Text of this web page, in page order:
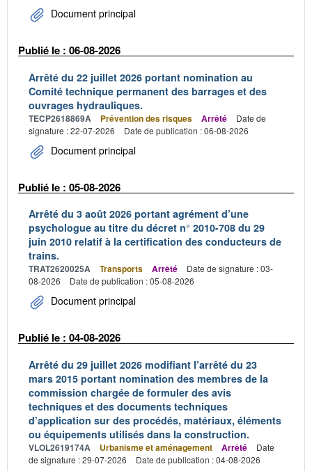
Document principal
Publié le : 06-08-2026
Arrêté du 22 juillet 2026 portant nomination au
Comité technique permanent des barrages et des
ouvrages hydrauliques.
TECP2618869A Prévention des risques Arrêté
Date de
signature : 22-07-2026
Date de publication : 06-08-2026
Document principal
Publié le : 05-08-2026
Arrêté du 3 août 2026 portant agrément d’une
psychologue au titre du décret n° 2010-708 du 29
juin 2010 relatif à la certification des conducteurs de
trains.
TRAT2620025A Transports Arrêté
Date de signature : 03-
08-2026
Date de publication : 05-08-2026
Document principal
Publié le : 04-08-2026
Arrêté du 29 juillet 2026 modifiant l’arrêté du 23
mars 2015 portant nomination des membres de la
commission chargée de formuler des avis
techniques et des documents techniques
d’application sur des procédés, matériaux, éléments
ou équipements utilisés dans la construction.
VLOL2619174A Urbanisme et aménagement Arrêté
Date
de signature : 29-07-2026
Date de publication : 04-08-2026